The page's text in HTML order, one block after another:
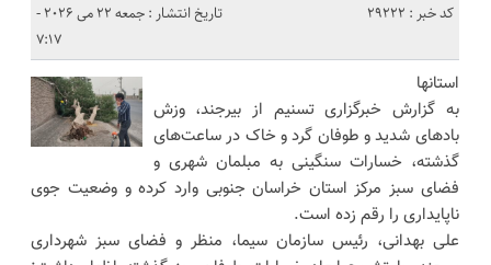
کد خبر : 29222
تاریخ انتشار : جمعه 22 می 2026 -
7:17
استانها
به گزارش خبرگزاری تسنیم از بیرجند، وزش
بادهای شدید و طوفان گرد و خاک در ساعت‌های
گذشته، خسارات سنگینی به مبلمان شهری و
فضای سبز مرکز استان خراسان جنوبی وارد کرده و وضعیت جوی
ناپایداری را رقم زده است.
علی بهدانی، رئیس سازمان سیما، منظر و فضای سبز شهرداری